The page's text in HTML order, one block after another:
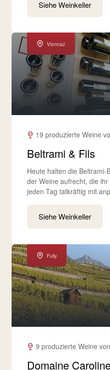
Siehe Weinkeller
Vionnaz
19 produzierte Weine
Beltrami & Fils
Heute halten die Beltrami-
der Weine aufrecht, die
jeden Tag tatkräftig mit
Siehe Weinkeller
Fully
9 produzierte Weine
Domaine